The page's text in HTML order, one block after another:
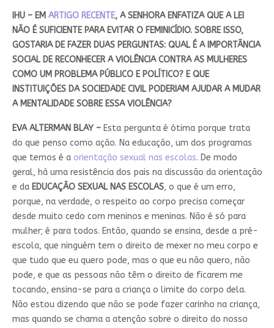
IHU – EM ARTIGO RECENTE, A SENHORA ENFATIZA QUE A LEI
NÃO É SUFICIENTE PARA EVITAR O FEMINICÍDIO. SOBRE ISSO,
GOSTARIA DE FAZER DUAS PERGUNTAS: QUAL É A IMPORTÂNCIA
SOCIAL DE RECONHECER A VIOLÊNCIA CONTRA AS MULHERES
COMO UM PROBLEMA PÚBLICO E POLÍTICO? E QUE
INSTITUIÇÕES DA SOCIEDADE CIVIL PODERIAM AJUDAR A MUDAR
A MENTALIDADE SOBRE ESSA VIOLÊNCIA?
EVA ALTERMAN BLAY – Esta pergunta é ótima porque trata
do que penso como ação. Na educação, um dos programas
que temos é a orientação sexual nas escolas. De modo
geral, há uma resistência dos pais na discussão da orientação
e da EDUCAÇÃO SEXUAL NAS ESCOLAS, o que é um erro,
porque, na verdade, o respeito ao corpo precisa começar
desde muito cedo com meninos e meninas. Não é só para
mulher; é para todos. Então, quando se ensina, desde a pré-
escola, que ninguém tem o direito de mexer no meu corpo e
que tudo que eu quero pode, mas o que eu não quero, não
pode, e que as pessoas não têm o direito de ficarem me
tocando, ensina-se para a criança o limite do corpo dela.
Não estou dizendo que não se pode fazer carinho na criança,
mas quando se chama a atenção sobre o direito do nosso